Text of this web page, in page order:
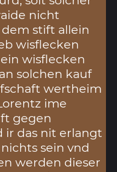
nicht
stift allein
wisflecken
wisflecken
solchen kauf
wertheim
ime
gegen
das nit erlangt
sein vnd
werden dieser